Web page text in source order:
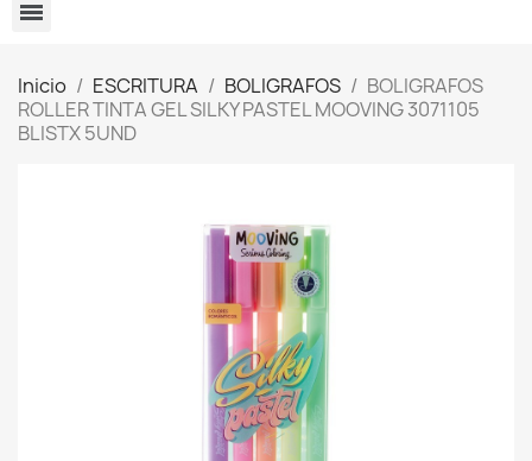
Inicio ESCRITURA BOLIGRAFOS
BOLIGRAFOS
ROLLER TINTA GEL SILKY PASTEL MOOVING 3071105
BLISTX 5UND